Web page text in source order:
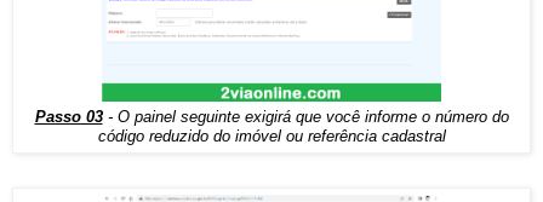
Passo 03- O painel seguinte exigirá que você informe o número do
código reduzido do imóvel ou referência cadastral